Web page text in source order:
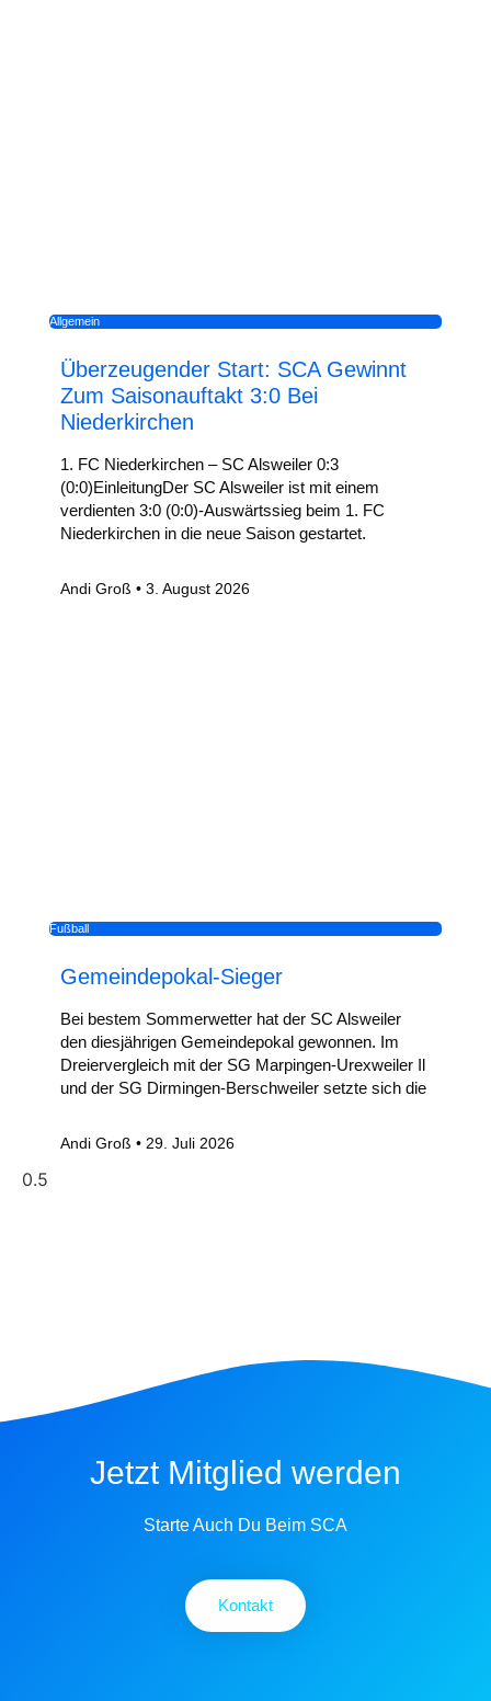
Allgemein
Überzeugender Start: SCA Gewinnt
Zum Saisonauftakt 3:0 Bei
Niederkirchen
1. FC Niederkirchen – SC Alsweiler 0:3
(0:0)EinleitungDer SC Alsweiler ist mit einem
verdienten 3:0 (0:0)-Auswärtssieg beim 1. FC
Niederkirchen in die neue Saison gestartet.
Andi Groß 3. August 2026
Fußball
Gemeindepokal-Sieger
Bei bestem Sommerwetter hat der SC Alsweiler
den diesjährigen Gemeindepokal gewonnen. Im
Dreiervergleich mit der SG Marpingen-Urexweiler Il
und der SG Dirmingen-Berschweiler setzte sich die
Andi Groß 29. Juli 2026
Jetzt Mitglied werden
Starte Auch Du Beim SCA
Kontakt